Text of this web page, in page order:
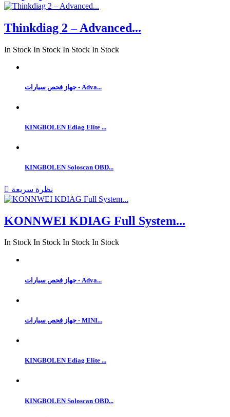
Thinkdiag 2 – Advanced...
In Stock In Stock In Stock In Stock
جهاز فحص سيارات - Adva...
KINGBOLEN Ediag Elite ...
KINGBOLEN Soloscan OBD...
 نظرة سريعة
KONNWEI KDIAG Full System...
In Stock In Stock In Stock In Stock
جهاز فحص سيارات - Adva...
جهاز فحص سيارات - MINI...
KINGBOLEN Ediag Elite ...
KINGBOLEN Soloscan OBD...